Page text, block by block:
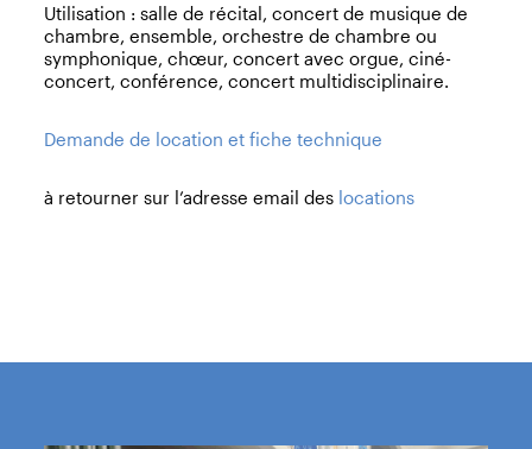
Utilisation : salle de récital, concert de musique de
chambre, ensemble, orchestre de chambre ou
symphonique, chœur, concert avec orgue, ciné-
concert, conférence, concert multidisciplinaire.
Demande de location et fiche technique
à retourner sur l’adresse email des locations